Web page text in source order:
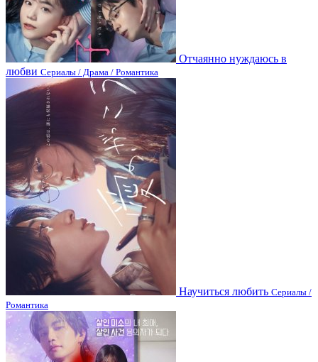
Отчаянно нуждаюсь в
любви Сериалы / Драма / Романтика
Научиться любить Сериалы /
Романтика